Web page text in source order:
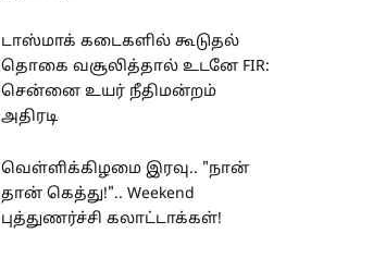
டாஸ்மாக் கடைகளில் கூடுதல்
தொகை வசூலித்தால் உடனே FIR:
சென்னை உயர் நீதிமன்றம்
அதிரடி
வெள்ளிக்கிழமை இரவு.. "நான்
தான் கெத்து!".. Weekend
புத்துணர்ச்சி கலாட்டாக்கள்!